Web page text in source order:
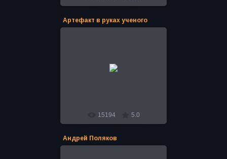
Артефакт в руках ученого
Полякова "Тайны Сибири 2011-14"
был найден древний артефакт.
15194 5.0
Андрей Поляков